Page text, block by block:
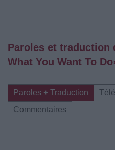
Paroles et traduction
What You Want To
Paroles + Traduction
Commentaires